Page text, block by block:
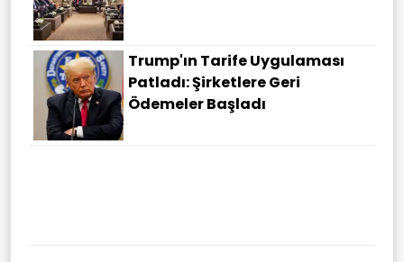
Trump'ın Tarife Uygulaması
Patladı: Şirketlere Geri
Ödemeler Başladı